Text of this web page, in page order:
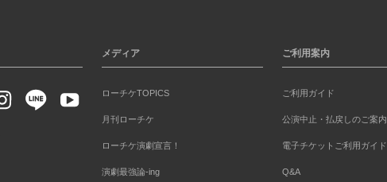
メディア
ローチケTOPICS
月刊ローチケ
ローチケ演劇宣言！
演劇最強論-ing
ご利用案内
ご利用ガイド
公演中止・払戻しのご案内
電子チケットご利用ガイド
Q&A